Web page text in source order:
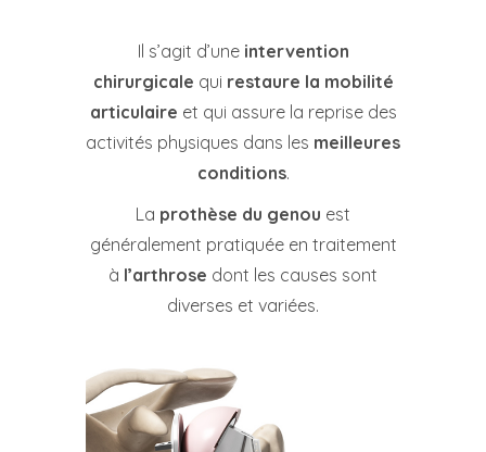
Il s’agit d’une intervention
chirurgicale qui restaure la mobilité
articulaire et qui assure la reprise des
activités physiques dans les meilleures
conditions.
La prothèse du genou est
généralement pratiquée en traitement
à l’arthrose dont les causes sont
diverses et variées.